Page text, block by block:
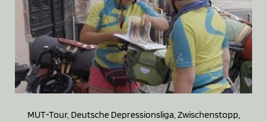
MUT-Tour, Deutsche Depressionsliga, Zwischenstopp,